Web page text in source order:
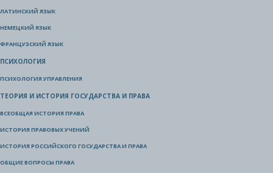
ЛАТИНСКИЙ ЯЗЫК
НЕМЕЦКИЙ ЯЗЫК
ФРАНЦУЗСКИЙ ЯЗЫК
ПСИХОЛОГИЯ
ПСИХОЛОГИЯ УПРАВЛЕНИЯ
ТЕОРИЯ И ИСТОРИЯ ГОСУДАРСТВА И ПРАВА
ВСЕОБЩАЯ ИСТОРИЯ ПРАВА
ИСТОРИЯ ПРАВОВЫХ УЧЕНИЙ
ИСТОРИЯ РОССИЙСКОГО ГОСУДАРСТВА И ПРАВА
ОБЩИЕ ВОПРОСЫ ПРАВА